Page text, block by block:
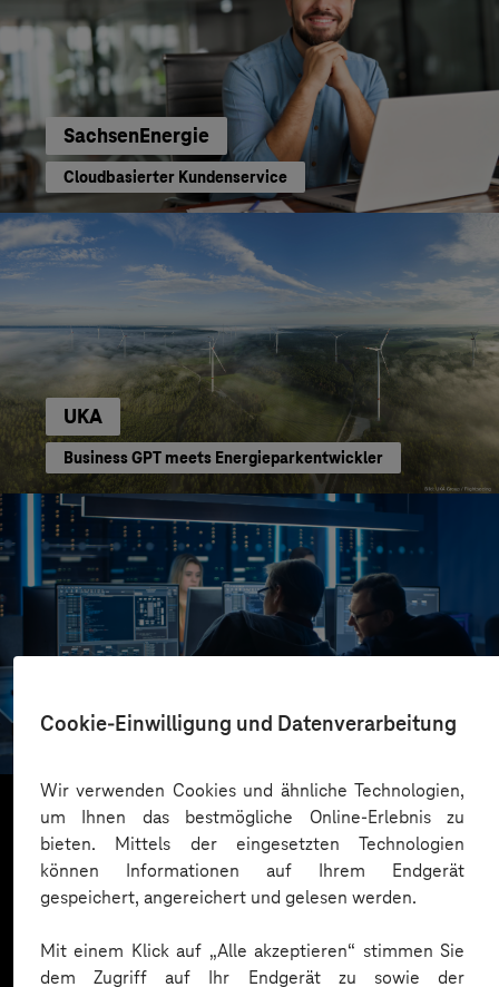
Cookie-Einwilligung und Datenverarbeitung
Wir verwenden Cookies und ähnliche Technologien,
um Ihnen das bestmögliche Online-Erlebnis zu
bieten. Mittels der eingesetzten Technologien
können Informationen auf Ihrem Endgerät
gespeichert, angereichert und gelesen werden.
Mit einem Klick auf „Alle akzeptieren“ stimmen Sie
dem Zugriff auf Ihr Endgerät zu sowie der
SachsenEnergie
Cloudbasierter Kundenservice
UKA
Business GPT meets Energieparkentwickler
Change-Beratung für die IT-Abteilung
Mehr laden